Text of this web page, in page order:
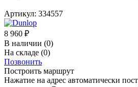
Артикул: 334557
8 960 ₽
В наличии (0)
На складе (0)
Позвонить
Построить маршрут
Нажатие на адрес автоматически